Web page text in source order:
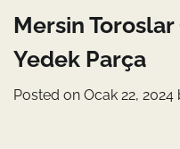
Mersin
Yedek Parça
Posted on Ocak 22, 2024